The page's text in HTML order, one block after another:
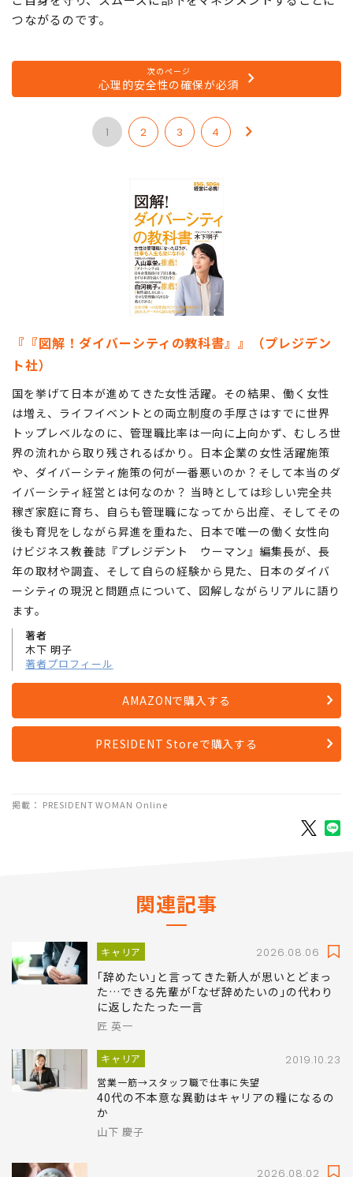
インクルーシブリーダーになるには、誰に対しても科学的
根拠なきバイアスを向けることを意図的に避けることが、
つながるのです。
次のページ
心理的安全性の確保が必須
4
『『図解！ダイバーシティの教科書』』（プレジデン
ト社）
国を挙げて日本が進めてきた女性活躍。その結果、働く女性
は増え、ライフイベントとの両立制度の手厚さはすでに世界
トップレベルなのに、管理職比率は一向に上向かず、むしろ世
界の流れから取り残されるばかり。日本企業の女性活躍施策
や、ダイバーシティ施策の何が一番悪いのか？そして本当のダ
イバーシティ経営とは何なのか？ 当時としては珍しい完全共
稼ぎ家庭に育ち、自らも管理職になってから出産、そしてその
後も育児をしながら昇進を重ねた、日本で唯一の働く女性向
けビジネス教養誌『プレジデント ウーマン』編集長が、長
年の取材や調査、そして自らの経験から見た、日本のダイバ
ーシティの現況と問題点について、図解しながらリアルに語り
ます。
著者
AMAZONで購入する
関連記事
キャリア
｢辞めたい｣と言ってきた新人が思いとどまっ
に返したたった一言
匠 英一
キャリア
営業一筋→スタッフ職で仕事に失望